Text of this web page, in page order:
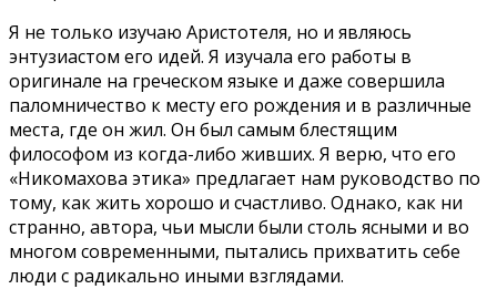
Я не только изучаю Аристотеля, но и являюсь
энтузиастом его идей. Я изучала его работы в
оригинале на греческом языке и даже совершила
паломничество к месту его рождения и в различные
места, где он жил. Он был самым блестящим
философом из когда-либо живших. Я верю, что его
«Никомахова этика» предлагает нам руководство по
тому, как жить хорошо и счастливо. Однако, как ни
странно, автора, чьи мысли были столь ясными и во
многом современными, пытались прихватить себе
люди с радикально иными взглядами.